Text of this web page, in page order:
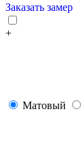
Заказать замер
+
Матовый